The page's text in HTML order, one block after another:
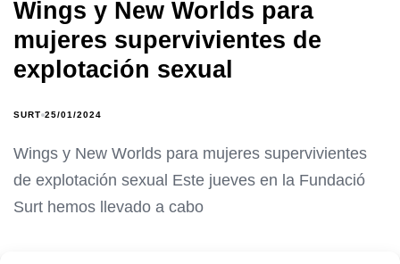
Wings y New Worlds para
mujeres supervivientes de
explotación sexual
SURT 25/01/2024
Wings y New Worlds para mujeres supervivientes
de explotación sexual Este jueves en la Fundació
Surt hemos llevado a cabo